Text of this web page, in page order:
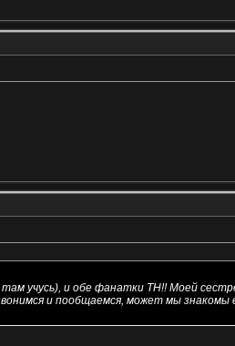
учусь), и обе фанатки ТН!! Моей
и пообщаемся, может мы